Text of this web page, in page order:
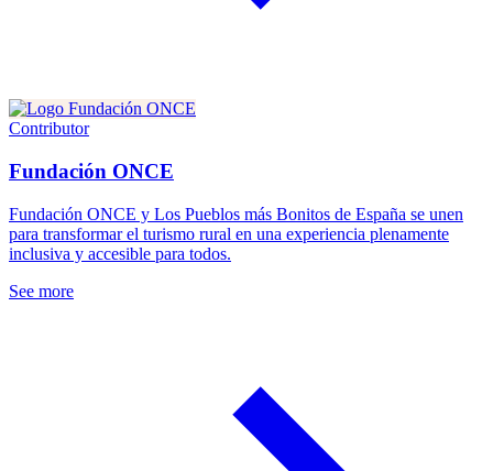
Contributor
Fundación ONCE
Fundación ONCE y Los Pueblos más Bonitos de España se unen
para transformar el turismo rural en una experiencia plenamente
inclusiva y accesible para todos.
See more